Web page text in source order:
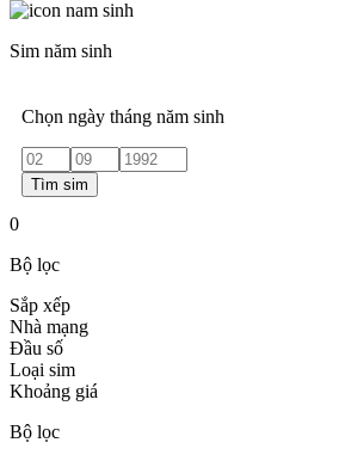
Sim năm sinh
Chọn ngày tháng năm sinh
Tìm sim
0
Bộ lọc
Sắp xếp
Nhà mạng
Đầu số
Loại sim
Khoảng giá
Bộ lọc